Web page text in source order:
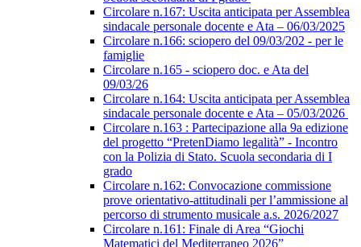
Circolare n.167: Uscita anticipata per Assemblea
sindacale personale docente e Ata – 06/03/2025
Circolare n.166: sciopero del 09/03/202 - per le
famiglie
Circolare n.165 - sciopero doc. e Ata del
09/03/26
Circolare n.164: Uscita anticipata per Assemblea
sindacale personale docente e Ata – 05/03/2026
Circolare n.163 : Partecipazione alla 9a edizione
del progetto “PretenDiamo legalità” - Incontro
con la Polizia di Stato. Scuola secondaria di I
grado
Circolare n.162: Convocazione commissione
prove orientativo-attitudinali per l’ammissione al
percorso di strumento musicale a.s. 2026/2027
Circolare n.161: Finale di Area “Giochi
Matematici del Mediterraneo 2026”